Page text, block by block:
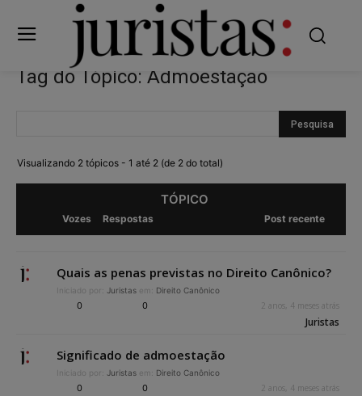
Tag do Tópico: Admoestação
Visualizando 2 tópicos - 1 até 2 (de 2 do total)
TÓPICO
Vozes Respostas Post recente
Quais as penas previstas no Direito Canônico?
Iniciado por: Juristas em: Direito Canônico
0 0 2 anos, 4 meses atrás
Juristas
Significado de admoestação
Iniciado por: Juristas em: Direito Canônico
0 0 2 anos, 4 meses atrás